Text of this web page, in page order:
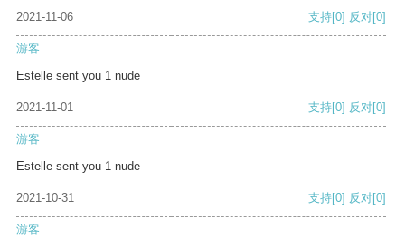
2021-11-06 支持[0] 反对[0]
游客
Estelle sent you 1 nude
2021-11-01 支持[0] 反对[0]
游客
Estelle sent you 1 nude
2021-10-31 支持[0] 反对[0]
游客